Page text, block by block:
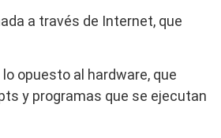
a través de Internet, que
opuesto al hardware, que
y programas que se ejecutan